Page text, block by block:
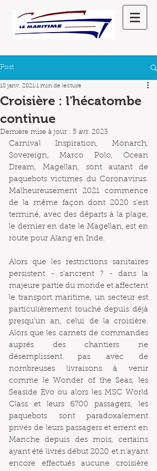
Post
Croisière : l'hécatombe
continue
18 janv. 2021 1 min de lecture
Dernière mise à jour : 5 avr. 2023
Carnival Inspiration, Monarch,
Sovereign, Marco Polo, Ocean
Dream, Magellan, sont autant de
paquebots victimes du Coronavirus.
Malheureusement 2021 commence
de la même façon dont 2020 s'est
terminé, avec des départs à la plage,
le dernier en date le Magellan, est en
route pour Alang en Inde.
Alors que les restrictions sanitaires
persistent - s'ancrent ? - dans la
majeure partie du monde et affectent
le transport maritime, un secteur est
particulièrement touché depuis déjà
presqu'un an, celui de la croisière.
Alors que les carnets de commandes
auprès des chantiers ne
désemplissent pas avec de
nombreuses livraisons à venir
comme le Wonder of the Seas, les
Seaside Evo ou alors les MSC World
Class et leurs 6700 passagers, les
paquebots sont paradoxalement
privés de leurs passagers et errent en
Manche depuis des mois, certains
ayant été livrés début 2020 et n'ayant
encore effectués aucune croisière